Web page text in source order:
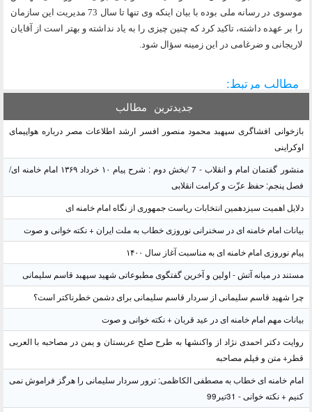
موسوى در رسانه ملى بوده با بيان اينكه وى تنها تا سال 73 مديريت اين سازمان
را بر عهده داشته، تاكيد كرد كه چنين چيزى را به ياد نداشته و بهتر است از آقايان
لاريجانى و ضرغامى در اين زمينه سؤال شود.
مطالب مرتبط:
جدیدترین مطالب
بازخوانی افشاگری سپهبد محمود منصور افسر ارشد اطلاعات مصر درباره هواپیمای
اوکراینی
منشور گفتمان امام و انقلاب - 7 /بخش دوم : شرح پیام ۱۰ خرداد ۱۳۶۹ امام خامنه ای/
فصل پنجم: حفظ عزّت و کرامت انقلابی
دلایل اهمیت سیزدهمین انتخابات ریاست جمهوری از نگاه امام خامنه ای
بیانات امام خامنه ای در سخنرانی نوروزی خطاب به ملت ایران + نکته خوانی و صوت
پیام نوروزی امام خامنه ای به مناسبت آغاز سال ۱۴۰۰
مستند در میانه آتش - اولین و آخرین گفتگوی مطبوعاتی شهید سپهبد قاسم سلیمانی
چرا شهید قاسم سلیمانی از سردار قاسم سلیمانی برای دشمن خطرناکتر است؟
بیانات مهم امام خامنه ای در عید قربان + نکته خوانی و صوت
روایت دکتر احمدی نژاد از واکنشها به طرح صلح عربستان و یمن در مصاحبه با العربی
قطر+ متن و فیلم مصاحبه
امام خامنه ای خطاب به مصطفی الکاظمی: ترور سردار سلیمانی را هرگز فراموش نمی
کنیم + نکته خوانی - 31تیر99